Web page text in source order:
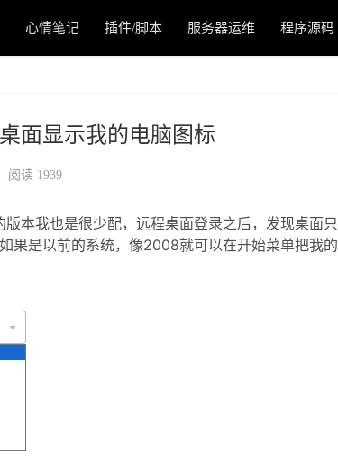
心情笔记 插件/脚本 服务器运维 程序源码
面显示我的电脑图标
阅读 1939
本我也是很少配，远程桌面登录之后，发现桌面只
果是以前的系统，像2008就可以在开始菜单把我的